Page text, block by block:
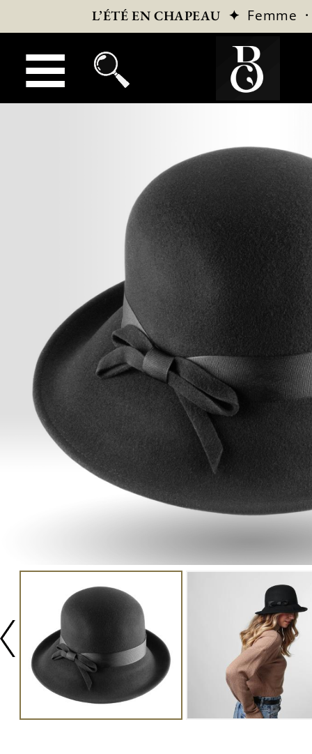
L’ÉTÉ EN CHAPEAU ✦ Femme